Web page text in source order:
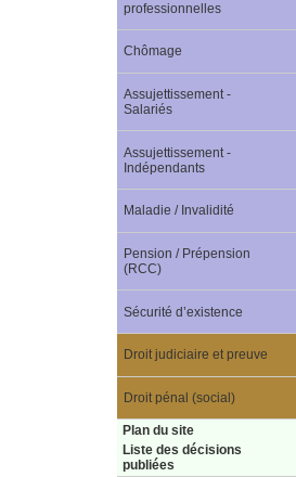
professionnelles
Chômage
Assujettissement -
Salariés
Assujettissement -
Indépendants
Maladie / Invalidité
Pension / Prépension
(RCC)
Sécurité d’existence
Droit judiciaire et preuve
Droit pénal (social)
Plan du site
Liste des décisions
publiées